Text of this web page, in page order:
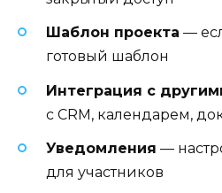
Шаблон проекта —
готовый шаблон
Интеграция с
с CRM, календарем,
Уведомления —
для участников